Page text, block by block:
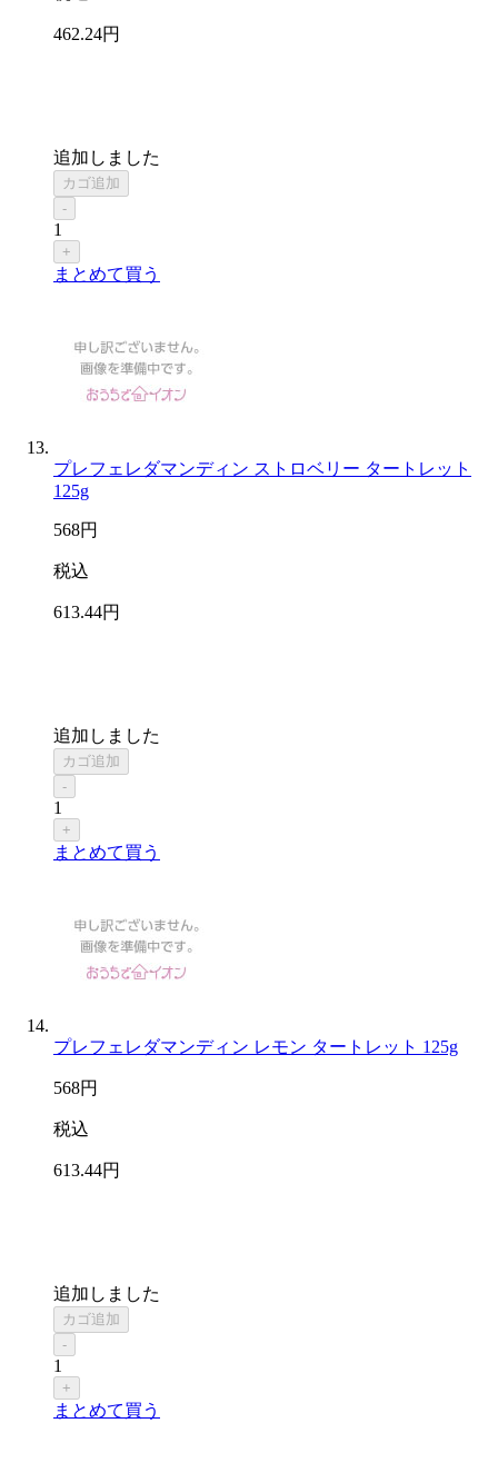
462.24円
追加しました
カゴ追加
-
1
+
まとめて買う
プレフェレダマンディン ストロベリー タートレット
125g
568円
税込
613.44円
追加しました
カゴ追加
-
1
+
まとめて買う
プレフェレダマンディン レモン タートレット 125g
568円
税込
613.44円
追加しました
カゴ追加
-
1
+
まとめて買う